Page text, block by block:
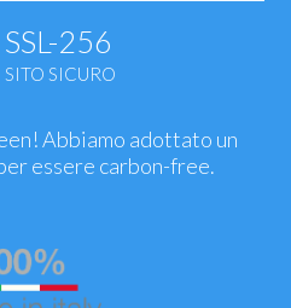
SSL-256
SITO SICURO
Abbiamo adottato un
essere carbon-free.